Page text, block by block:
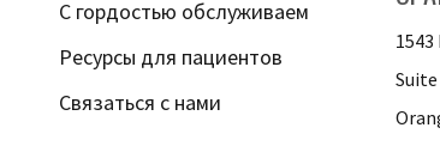
С гордостью обслуживаем
Ресурсы для пациентов
Связаться с нами
1543
Suite